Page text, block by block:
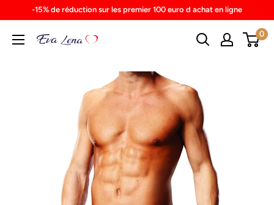
content
-15% de réduction sur les premier 100 euro d achat en ligne
0